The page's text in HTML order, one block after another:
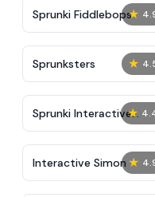
★
Sprunki Fiddlebops
★
Sprunksters
★
Sprunki Interactive
Tunner
★
Interactive Simon